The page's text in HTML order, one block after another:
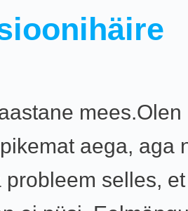
mees.Olen
aega, aga
probleem selles, et